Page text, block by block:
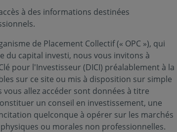
Les banques
de taux
des marchés de la semaine - 11
à des informations destinées
de Placement Collectif (« OPC »), qui
capital investi, nous vous invitons à
pour l'Investisseur (DICI) préalablement à la
sur ce site ou mis à disposition sur simple
allez accéder sont données à titre
un conseil en investissement, une
quelconque à opérer sur les marchés
ou morales non professionnelles.